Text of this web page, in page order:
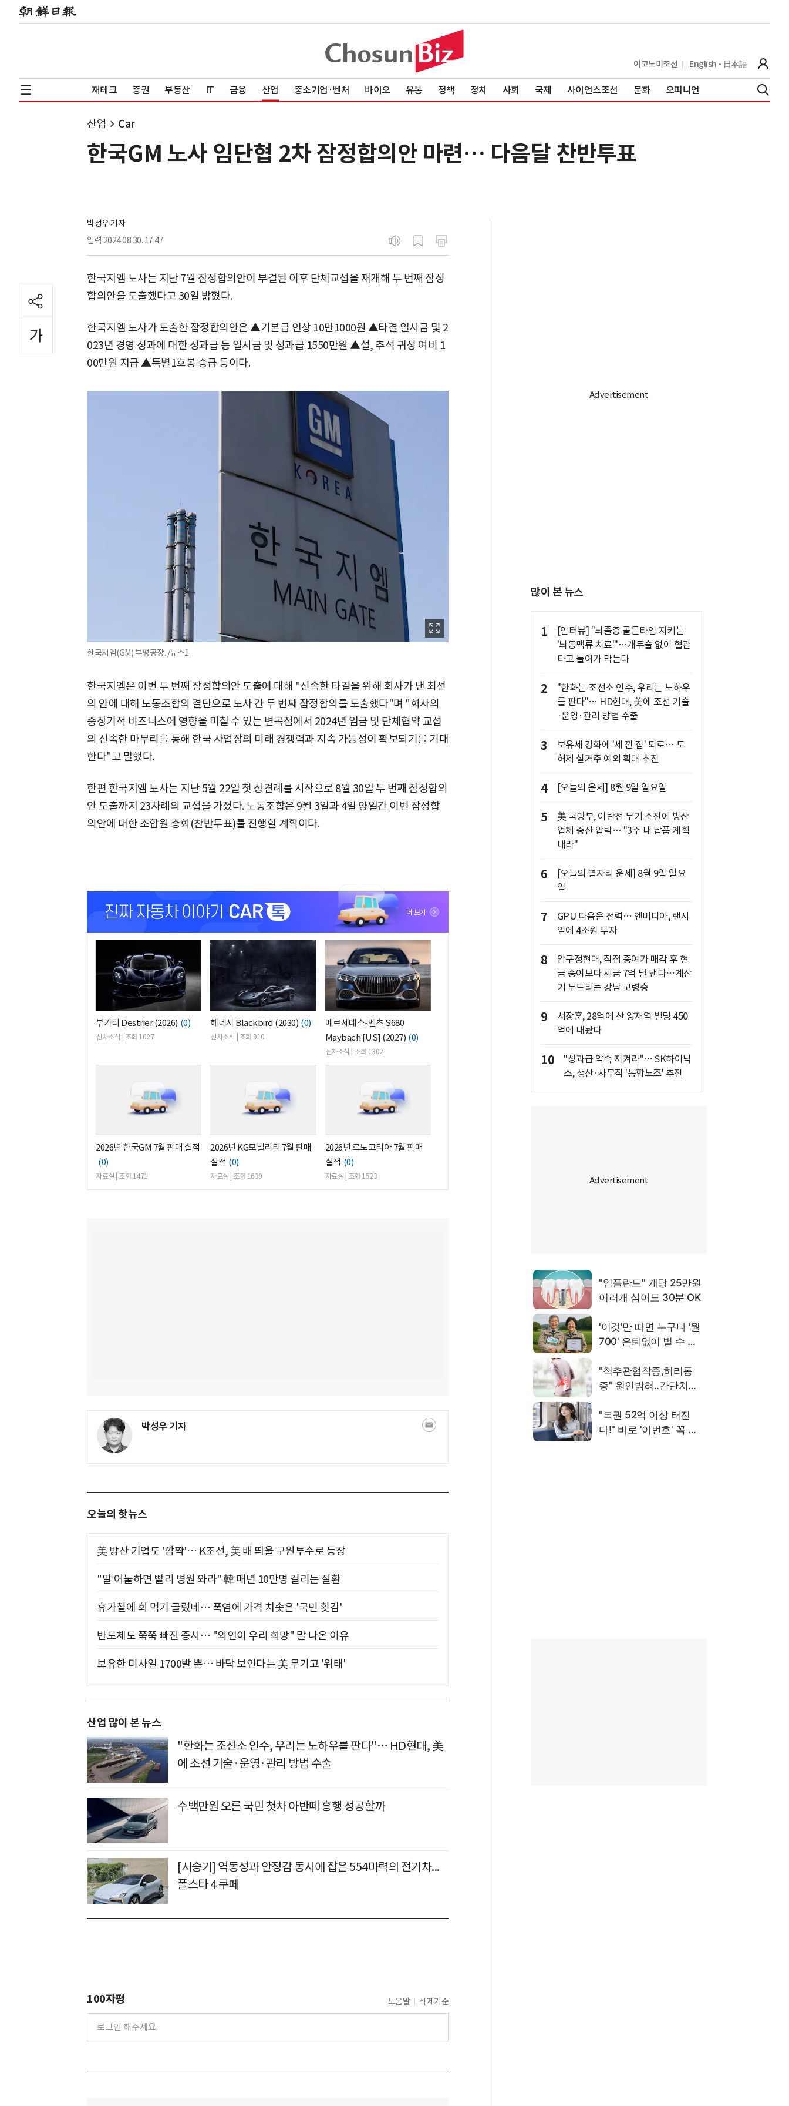
이코노미조선 English 日本語
재테크 증권 부동산 IT 금융 산업 중소기업·벤처 바이오 유통 정책 정치 사회 국제 사이언스조선 문화 오피니언
산업 Car
한국GM 노사 임단협 2차 잠정합의안 마련… 다음달 찬반투표
박성우 기자
입력 2024.08.30. 17:47
한국지엠 노사는 지난 7월 잠정합의안이 부결된 이후 단체교섭을 재개해 두 번째 잠정
합의안을 도출했다고 30일 밝혔다.
한국지엠 노사가 도출한 잠정합의안은 ▲기본급 인상 10만1000원 ▲타결 일시금 및 2
023년 경영 성과에 대한 성과급 등 일시금 및 성과급 1550만원 ▲설, 추석 귀성 여비 1
00만원 지급 ▲특별1호봉 승급 등이다.
한국지엠(GM) 부평공장. /뉴스1
한국지엠은 이번 두 번째 잠정합의안 도출에 대해 "신속한 타결을 위해 회사가 낸 최선
의 안에 대해 노동조합의 결단으로 노사 간 두 번째 잠정합의를 도출했다"며 "회사의
중장기적 비즈니스에 영향을 미칠 수 있는 변곡점에서 2024년 임금 및 단체협약 교섭
의 신속한 마무리를 통해 한국 사업장의 미래 경쟁력과 지속 가능성이 확보되기를 기대
한다"고 말했다.
한편 한국지엠 노사는 지난 5월 22일 첫 상견례를 시작으로 8월 30일 두 번째 잠정합의
안 도출까지 23차례의 교섭을 가졌다. 노동조합은 9월 3일과 4일 양일간 이번 잠정합
의안에 대한 조합원 총회(찬반투표)를 진행할 계획이다.
더 보기
부가티 Destrier (2026) (0)
신차소식 | 조회 1027
헤네시 Blackbird (2030) (0)
신차소식 | 조회 910
메르세데스-벤츠 S680
Maybach [US] (2027) (0)
신차소식 | 조회 1302
2026년 한국GM 7월 판매 실적
(0)
자료실 | 조회 1471
2026년 KG모빌리티 7월 판매
실적 (0)
자료실 | 조회 1639
2026년 르노코리아 7월 판매
실적 (0)
자료실 | 조회 1523
박성우 기자
오늘의 핫뉴스
美 방산 기업도 '깜짝'… K조선, 美 배 띄울 구원투수로 등장
"말 어눌하면 빨리 병원 와라" 韓 매년 10만명 걸리는 질환
휴가철에 회 먹기 글렀네… 폭염에 가격 치솟은 '국민 횟감'
반도체도 쭉쭉 빠진 증시… "외인이 우리 희망" 말 나온 이유
보유한 미사일 1700발 뿐… 바닥 보인다는 美 무기고 '위태'
산업 많이 본 뉴스
"한화는 조선소 인수, 우리는 노하우를 판다"… HD현대, 美
에 조선 기술·운영·관리 방법 수출
수백만원 오른 국민 첫차 아반떼 흥행 성공할까
[시승기] 역동성과 안정감 동시에 잡은 554마력의 전기차...
폴스타 4 쿠페
100자평 도움말 삭제기준
많이 본 뉴스
1
[인터뷰] "뇌졸중 골든타임 지키는
'뇌동맥류 치료'"…개두술 없이 혈관
타고 들어가 막는다
2
"한화는 조선소 인수, 우리는 노하우
를 판다"… HD현대, 美에 조선 기술
·운영·관리 방법 수출
3
보유세 강화에 '세 낀 집' 퇴로… 토
허제 실거주 예외 확대 추진
4 [오늘의 운세] 8월 9일 일요일
5
美 국방부, 이란전 무기 소진에 방산
업체 증산 압박… "3주 내 납품 계획
내라"
6
[오늘의 별자리 운세] 8월 9일 일요
일
7
GPU 다음은 전력… 엔비디아, 랜시
엄에 4조원 투자
8
압구정현대, 직접 증여가 매각 후 현
금 증여보다 세금 7억 덜 낸다…계산
기 두드리는 강남 고령층
9
서장훈, 28억에 산 양재역 빌딩 450
억에 내놨다
10
"성과급 약속 지켜라"… SK하이닉
스, 생산·사무직 '통합노조' 추진